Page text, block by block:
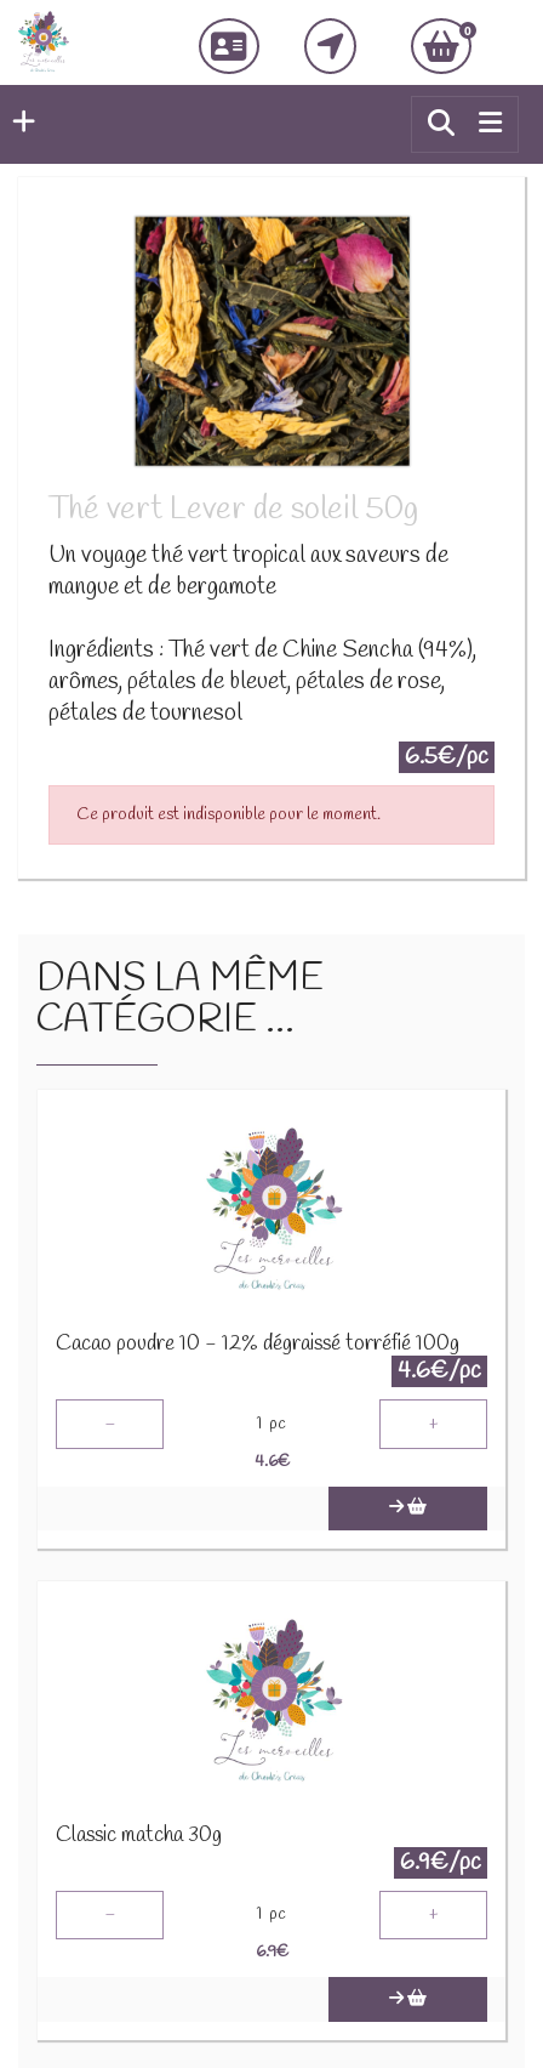
0
Thé vert Lever de soleil 50g
Un voyage thé vert tropical aux saveurs de
mangue et de bergamote
Ingrédients : Thé vert de Chine Sencha (94%),
arômes, pétales de bleuet, pétales de rose,
pétales de tournesol
6.5€/pc
Ce produit est indisponible pour le moment.
DANS LA MÊME
CATÉGORIE ...
Cacao poudre 10 - 12% dégraissé torréfié 100g
4.6€/pc
- 1 pc +
4.6€
Classic matcha 30g
6.9€/pc
- 1 pc +
6.9€